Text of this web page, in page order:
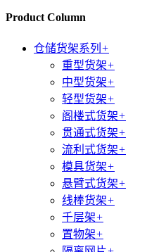
Product Column
仓储货架系列 +
重型货架+
中型货架+
轻型货架+
阁楼式货架+
贯通式货架+
流利式货架+
模具货架+
悬臂式货架+
线棒货架+
千层架+
置物架+